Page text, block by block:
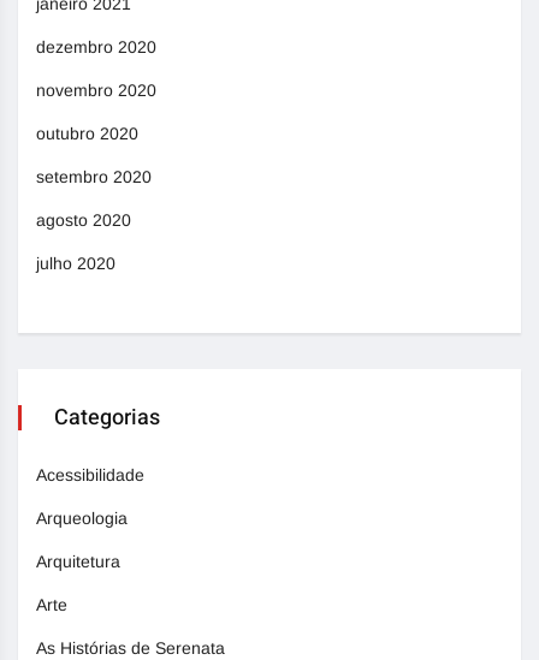
dezembro 2020
novembro 2020
outubro 2020
setembro 2020
agosto 2020
julho 2020
Categorias
Acessibilidade
Arqueologia
Arquitetura
Arte
As Histórias de Serenata